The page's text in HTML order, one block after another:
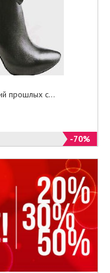
прошлых с...
-70%